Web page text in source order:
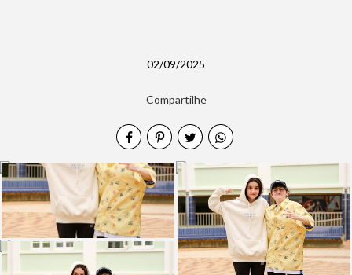
02/09/2025
Compartilhe